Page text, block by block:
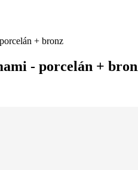
+ bronz
- porcelán +